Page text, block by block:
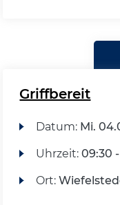
Griffbereit
Datum: Mi.
Uhrzeit: 09:30
Ort: